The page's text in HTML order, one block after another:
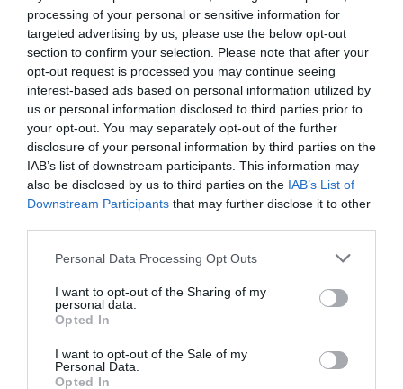
processing of your personal or sensitive information for
targeted advertising by us, please use the below opt-out
section to confirm your selection. Please note that after your
opt-out request is processed you may continue seeing
interest-based ads based on personal information utilized by
us or personal information disclosed to third parties prior to
your opt-out. You may separately opt-out of the further
disclosure of your personal information by third parties on the
IAB’s list of downstream participants. This information may
also be disclosed by us to third parties on the IAB’s List of
Downstream Participants that may further disclose it to other
Personal Data Processing Opt Outs
I want to opt-out of the Sharing of my
personal data.
Opted In
I want to opt-out of the Sale of my
Personal Data.
Opted In
Ψαράκια X-RAP PROP της RAPALA
Τεχνητό ψαράκι επιφάνειας µε προπελάκια και µε
χαρακτήρα X-RAP. Tα ανοξείδωτα προπελάκια
δηµιουργούν παφλασµό και ταυτόχρονα ένα υπόκωφο
θόρυβο που προσελκύει τα ψαριά, ενώ η παράλληλα
αντίστροφη κίνηση τους, σταθεροποιεί την ευθεία πορεία
του.
Χαρακτηριστικά:ανοξείδωτη προπέλα, τρισδιάστατο
Τεχνική : spinning και συρτή αφρού
Βάθος πλεύσης: